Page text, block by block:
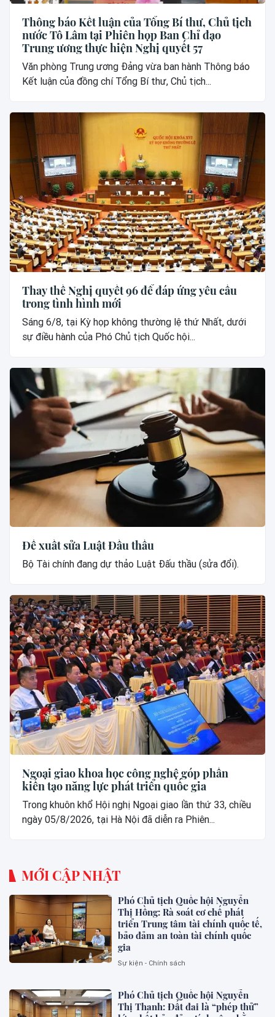
Thông báo Kết luận của Tổng Bí thư, Chủ tịch
nước Tô Lâm tại Phiên họp Ban Chỉ đạo
Trung ương thực hiện Nghị quyết 57
Văn phòng Trung ương Đảng vừa ban hành Thông báo
Kết luận của đồng chí Tổng Bí thư, Chủ tịch...
Thay thế Nghị quyết 96 để đáp ứng yêu cầu
trong tình hình mới
Sáng 6/8, tại Kỳ họp không thường lệ thứ Nhất, dưới
sự điều hành của Phó Chủ tịch Quốc hội...
Đề xuất sửa Luật Đấu thầu
Bộ Tài chính đang dự thảo Luật Đấu thầu (sửa đổi).
Ngoại giao khoa học công nghệ góp phần
kiến tạo năng lực phát triển quốc gia
Trong khuôn khổ Hội nghị Ngoại giao lần thứ 33, chiều
ngày 05/8/2026, tại Hà Nội đã diễn ra Phiên...
MỚI CẬP NHẬT
Phó Chủ tịch Quốc hội Nguyễn
Thị Hồng: Rà soát cơ chế phát
triển Trung tâm tài chính quốc tế,
bảo đảm an toàn tài chính quốc
gia
Sự kiện - Chính sách
Phó Chủ tịch Quốc hội Nguyễn
Thị Thanh: Đất đai là “phép thử”